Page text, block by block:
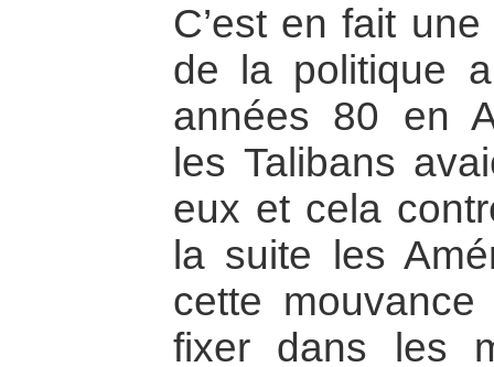
C’est en fait
de la politique
années 80 en
les Talibans
eux et cela
la suite les
cette
fixer dans les